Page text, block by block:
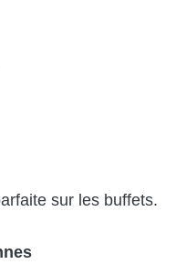
sur les buffets.